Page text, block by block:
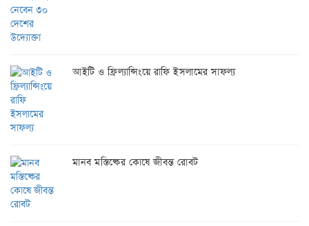
আইটি ও ফ্রিল্যান্সিংয়ে রাফি ইসলামের সাফল্য
মানব মস্তিষ্কের কোষে জীবন্ত রোবট